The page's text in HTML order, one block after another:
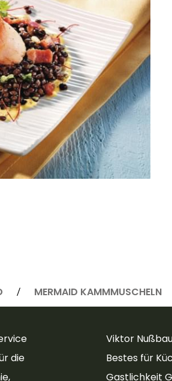
MERMAID KAMMMUSCHELN
die
Viktor
Bestes für
Gastlichkeit